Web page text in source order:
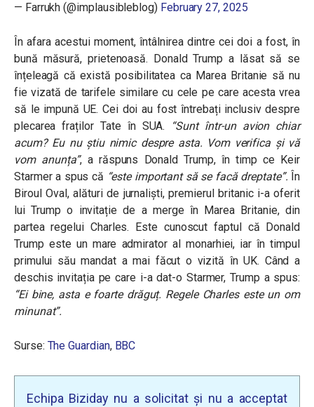
— Farrukh (@implausibleblog) February 27, 2025
În afara acestui moment, întâlnirea dintre cei doi a fost, în
bună măsură, prietenoasă. Donald Trump a lăsat să se
înțeleagă că există posibilitatea ca Marea Britanie să nu
fie vizată de tarifele similare cu cele pe care acesta vrea
să le impună UE. Cei doi au fost întrebați inclusiv despre
plecarea fraților Tate în SUA.
“Sunt într-un avion chiar
acum? Eu nu știu nimic despre asta. Vom verifica și vă
vom anunța”, a răspuns Donald Trump, în timp ce Keir
Starmer a spus că “este important să se facă dreptate”. În
Biroul Oval, alături de jurnaliști, premierul britanic i-a oferit
lui Trump o invitație de a merge în Marea Britanie, din
partea regelui Charles. Este cunoscut faptul că Donald
Trump este un mare admirator al monarhiei, iar în timpul
primului său mandat a mai făcut o vizită în UK. Când a
deschis invitația pe care i-a dat-o Starmer, Trump a spus:
“Ei bine, asta e foarte drăguț. Regele Charles este un om
minunat”.
Surse: The Guardian, BBC
Echipa Biziday nu a solicitat și nu a acceptat